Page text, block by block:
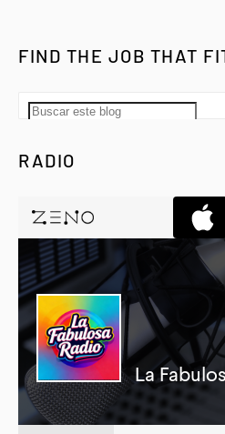
FIND THE JOB THAT
RADIO